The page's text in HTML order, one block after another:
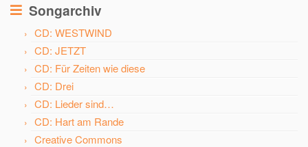
Songarchiv
CD: WESTWIND
CD: JETZT
CD: Für Zeiten wie diese
CD: Drei
CD: Lieder sind…
CD: Hart am Rande
Creative Commons